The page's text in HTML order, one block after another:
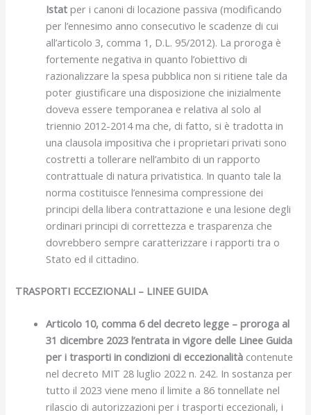
Istat per i canoni di locazione passiva (modificando
per l’ennesimo anno consecutivo le scadenze di cui
all’articolo 3, comma 1, D.L. 95/2012). La proroga è
fortemente negativa in quanto l’obiettivo di
razionalizzare la spesa pubblica non si ritiene tale da
poter giustificare una disposizione che inizialmente
doveva essere temporanea e relativa al solo al
triennio 2012-2014 ma che, di fatto, si è tradotta in
una clausola impositiva che i proprietari privati sono
costretti a tollerare nell’ambito di un rapporto
contrattuale di natura privatistica. In quanto tale la
norma costituisce l’ennesima compressione dei
principi della libera contrattazione e una lesione degli
ordinari principi di correttezza e trasparenza che
dovrebbero sempre caratterizzare i rapporti tra o
Stato ed il cittadino.
TRASPORTI ECCEZIONALI – LINEE GUIDA
Articolo 10, comma 6 del decreto legge – proroga al
31 dicembre 2023 l’entrata in vigore delle Linee Guida
per i trasporti in condizioni di eccezionalità contenute
nel decreto MIT 28 luglio 2022 n. 242. In sostanza per
tutto il 2023 viene meno il limite a 86 tonnellate nel
rilascio di autorizzazioni per i trasporti eccezionali, i